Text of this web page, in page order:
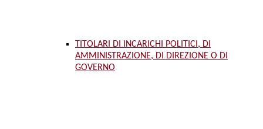
TITOLARI DI INCARICHI POLITICI, DI
AMMINISTRAZIONE, DI DIREZIONE O DI
GOVERNO